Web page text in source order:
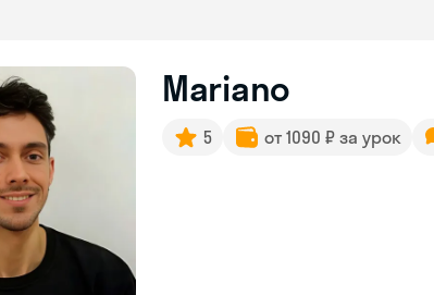
Mariano
5 от 1090 ₽ за урок